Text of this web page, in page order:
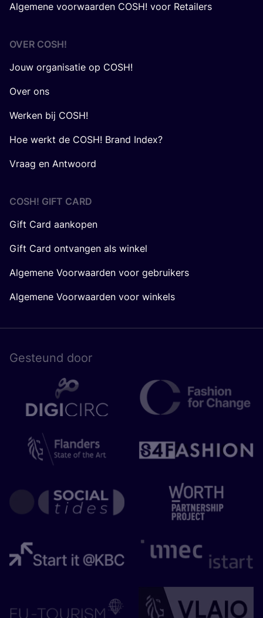
Algemene voorwaarden COSH! voor Retailers
OVER COSH!
Jouw organisatie op COSH!
Over ons
Werken bij COSH!
Hoe werkt de COSH! Brand Index?
Vraag en Antwoord
COSH! GIFT CARD
Gift Card aankopen
Gift Card ontvangen als winkel
Algemene Voorwaarden voor gebruikers
Algemene Voorwaarden voor winkels
Gesteund door